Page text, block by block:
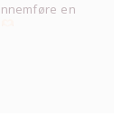
en